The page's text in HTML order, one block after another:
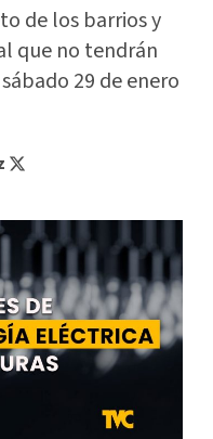
de los barrios y
que no tendrán
29 de enero